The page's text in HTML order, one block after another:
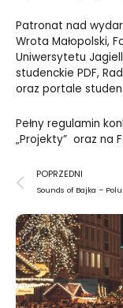
Patronat nad
Wrota Małopolski,
Uniwersytetu
studenckie PDF,
oraz portale
Pełny regulamin
„Projekty” oraz na
Prev
POPRZEDNI